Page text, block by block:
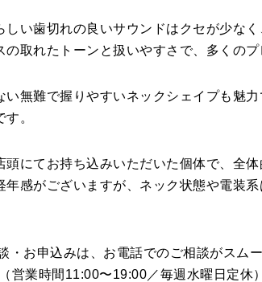
しい歯切れの良いサウンドはクセが少な
の取れたトーンと扱いやすさで、多くのプ
い無難で握りやすいネックシェイプも魅
。
頭にてお持ち込みいただいた個体で、全
年感がございますが、ネック状態や電装
・お申込みは、お電話でのご相談がスムー
（営業時間11:00〜19:00／毎週水曜日定休）